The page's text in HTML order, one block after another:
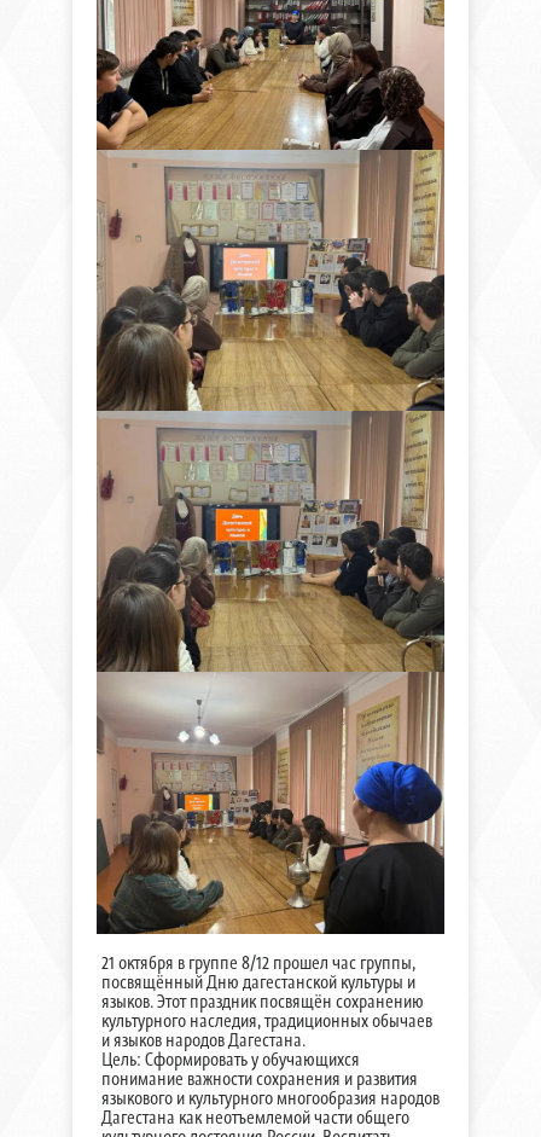
21 октября в группе 8/12 прошел час группы,
посвящённый Дню дагестанской культуры и
языков. Этот праздник посвящён сохранению
культурного наследия, традиционных обычаев
и языков народов Дагестана.
Цель: Сформировать у обучающихся
понимание важности сохранения и развития
языкового и культурного многообразия народов
Дагестана как неотъемлемой части общего